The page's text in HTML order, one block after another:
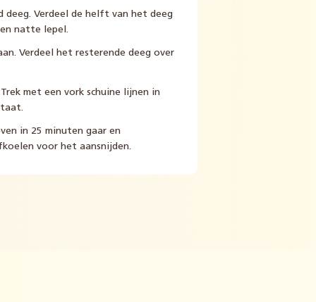
deeg. Verdeel de helft van het deeg
natte lepel.
Verdeel het resterende deeg over
met een vork schuine lijnen in
in 25 minuten gaar en
voor het aansnijden.